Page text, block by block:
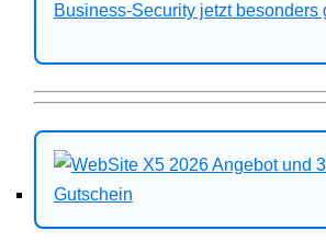
Business-Security jetzt besonders